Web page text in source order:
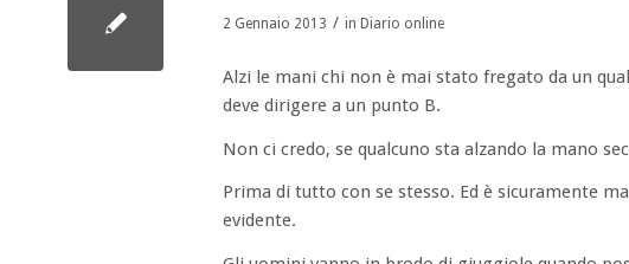
2 Gennaio 2013 / in Diario online
Alzi le mani chi non è mai stato fregato da un
deve dirigere a un punto B.
Non ci credo, se qualcuno sta alzando la mano
Prima di tutto con se stesso. Ed è sicuramente
evidente.